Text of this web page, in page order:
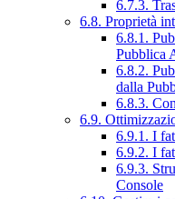
6.7.3.
6.8. Proprietà
6.8.1.
Pubblica
6.8.2.
dalla
6.8.3.
6.9.
6.9.1. I
6.9.2. I
6.9.3.
Console